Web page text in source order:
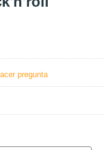
pregunta